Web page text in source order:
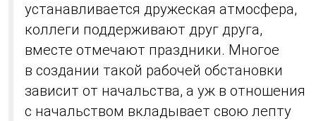
устанавливается дружеская атмосфера,
коллеги поддерживают друг друга,
вместе отмечают праздники. Многое
в создании такой рабочей обстановки
зависит от начальства, а уж в отношения
с начальством вкладывает свою лепту